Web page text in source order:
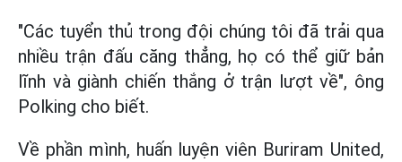
"Các tuyển thủ trong đội chúng tôi đã trải qua
nhiều trận đấu căng thẳng, họ có thể giữ bản
lĩnh và giành chiến thắng ở trận lượt về", ông
Polking cho biết.
Về phần mình, huấn luyện viên Buriram United,